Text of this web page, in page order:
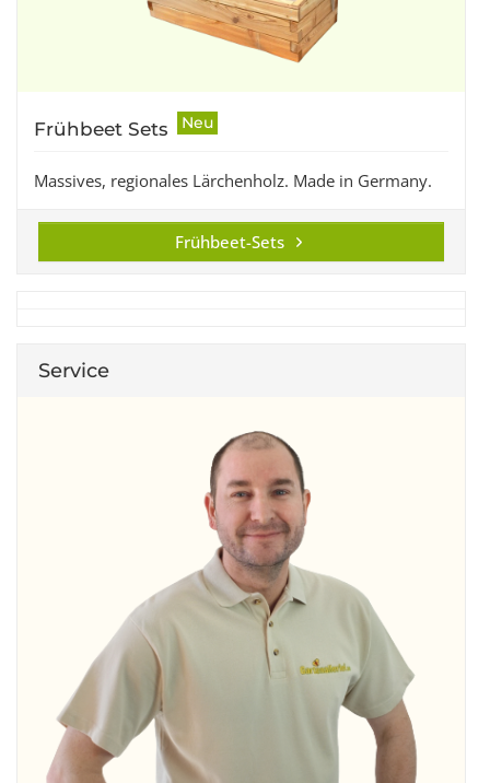
Frühbeet Sets Neu
Massives, regionales Lärchenholz. Made in Germany.
Frühbeet-Sets
Service